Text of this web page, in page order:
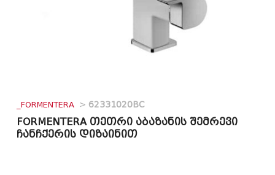
_FORMENTERA > 62331020BC
FORMENTERA თეთრი აბაზანის შემრევი
ჩანჩქერის დიზაინით